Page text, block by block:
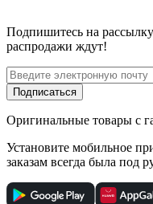
Подпишитесь на рассылку
распродажи ждут!
Подписаться
Оригинальные товары с
Установите мобильное
заказам всегда была под